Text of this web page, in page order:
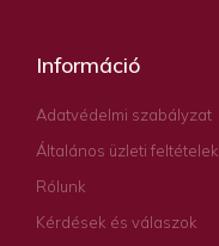
Információ
Adatvédelmi szabályzat
Általános üzleti feltételek
Rólunk
Kérdések és válaszok